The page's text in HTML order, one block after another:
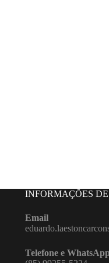
INFORMAÇÕES
Email
Telefone e